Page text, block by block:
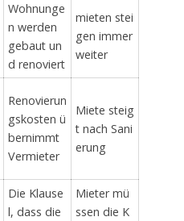
Wohnunge
n werden
gebaut un
d renoviert
mieten stei
gen immer
weiter
Renovierun
gskosten ü
bernimmt
Vermieter
Miete steig
t nach Sani
erung
Die Klause
l, dass die
Mieter mü
ssen die K